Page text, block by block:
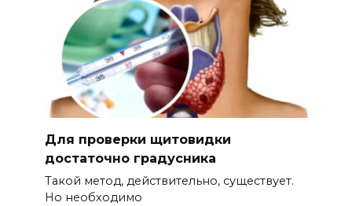
Для проверки щитовидки
достаточно градусника
Такой метод, действительно, существует.
Но необходимо